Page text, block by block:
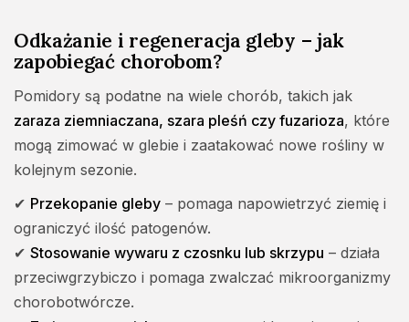
Odkażanie i regeneracja gleby – jak
zapobiegać chorobom?
Pomidory są podatne na wiele chorób, takich jak
zaraza ziemniaczana, szara pleśń czy fuzarioza, które
mogą zimować w glebie i zaatakować nowe rośliny w
kolejnym sezonie.
✔ Przekopanie gleby – pomaga napowietrzyć ziemię i
ograniczyć ilość patogenów.
✔ Stosowanie wywaru z czosnku lub skrzypu – działa
przeciwgrzybiczo i pomaga zwalczać mikroorganizmy
chorobotwórcze.